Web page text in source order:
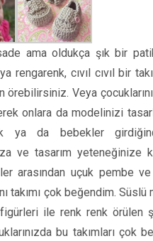
ama oldukça şık bir
rengarenk, cıvıl cıvıl bir
örebilirsiniz. Veya
onlara da modelinizi
ya da bebekler
ve tasarım yeteneğinize
arasından uçuk pembe
takımı çok beğendim. Süslü
ile renk renk örülen
bu takımları çok